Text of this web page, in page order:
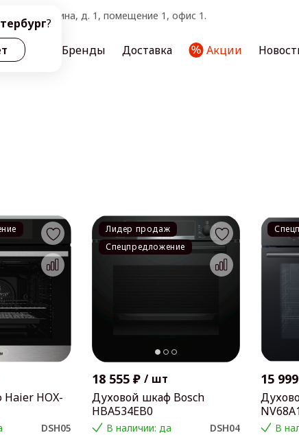
?
ул. Ленина, д. 1, помещение 1, офис 1.
Услуги Бренды Доставка Акции
HOX-
DSH05
Лидер продаж
Спецпредложение
18 555 ₽ / шт
Духовой шкаф Bosch
HBA534EB0
В наличии: да
DSH04
15
В